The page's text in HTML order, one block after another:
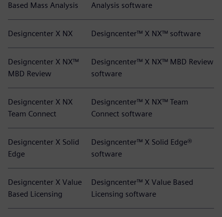
Based Mass Analysis
Analysis software
Designcenter X NX Designcenter™ X NX™ software
Designcenter X NX™
MBD Review
Designcenter™ X NX™ MBD Review
software
Designcenter X NX
Team Connect
Designcenter™ X NX™ Team
Connect software
Designcenter X Solid
Edge
Designcenter™ X Solid Edge®
software
Designcenter X Value
Based Licensing
Designcenter™ X Value Based
Licensing software